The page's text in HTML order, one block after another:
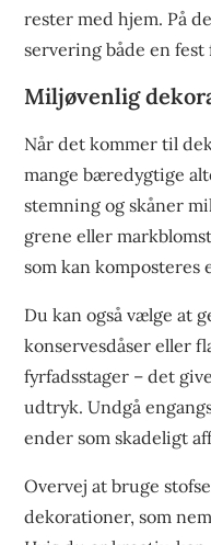
rester med hjem. På
servering både en
Miljøvenlig
Når det kommer til
mange bæredygtige
stemning og skåner
grene eller
som kan komposteres
Du kan også vælge at
konservesdåser eller
fyrfadsstager – det
udtryk. Undgå
ender som skadeligt
Overvej at bruge
dekorationer, som